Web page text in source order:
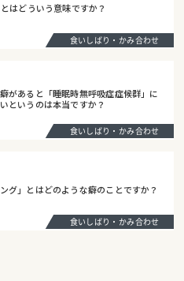
とはどういう意味ですか？
食いしばり・かみ合わせ
があると「睡眠時無呼吸症症候群」に
というのは本当ですか？
食いしばり・かみ合わせ
ング」とはどのような癖のことですか？
食いしばり・かみ合わせ